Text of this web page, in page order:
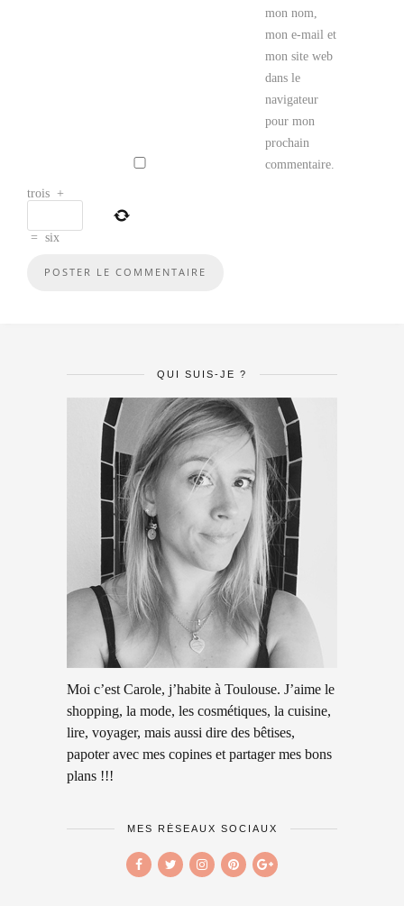
mon nom,
mon e-mail et
mon site web
dans le
navigateur
pour mon
prochain
commentaire.
trois +
= six
QUI SUIS-JE ?
Moi c’est Carole, j’habite à Toulouse. J’aime le
shopping, la mode, les cosmétiques, la cuisine,
lire, voyager, mais aussi dire des bêtises,
papoter avec mes copines et partager mes bons
plans !!!
MES RÉSEAUX SOCIAUX